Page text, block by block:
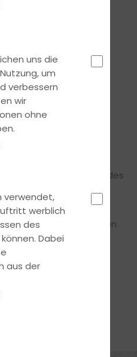
Merkmale und der
des
sich anzupassen
der Sicherheit und des
der Sicherheit der
Sicherheitsvorschriften
des Fahrzeugs
des
einer guten
uns die
um
verbessern
wir
ohne
verwendet,
werblich
des
Dabei
aus der